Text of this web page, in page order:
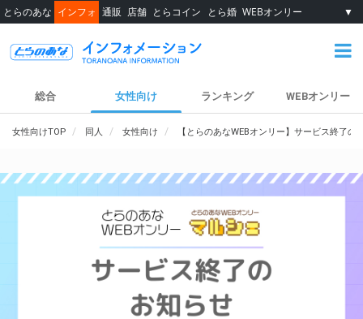
とらのあな インフォ 通販 店舗 とらコイン とら婚 WEBオンリー ▼
総合 女性向け ランキング WEBオンリー
女性向けTOP 同人 女性向け 【とらのあなWEBオンリー】サービス終了の